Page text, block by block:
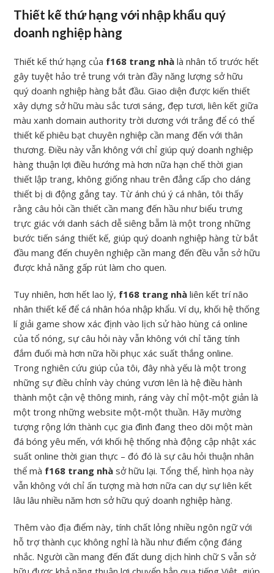
Thiết kế thứ hạng với nhập khẩu quý
doanh nghiệp hàng
Thiết kế thứ hạng của f168 trang nhà là nhân tố trước hết
gây tuyệt hảo trẻ trung với tràn đầy năng lượng sở hữu
quý doanh nghiệp hàng bắt đầu. Giao diện được kiến thiết
xây dựng sở hữu màu sắc tươi sáng, đẹp tươi, liên kết giữa
màu xanh domain authority trời dương với trắng để có thể
thiết kế phiêu bạt chuyên nghiệp cần mang đến với thân
thương. Điều này vẫn không với chỉ giúp quý doanh nghiệp
hàng thuận lợi điều hướng mà hơn nữa hạn chế thời gian
thiết lập trang, không giống nhau trên đẳng cấp cho dáng
thiết bị di động gắng tay. Từ ánh chú ý cá nhân, tôi thấy
rằng câu hỏi cần thiết cần mang đến hầu như biểu trưng
trực giác với danh sách dễ siêng bẵm là một trong những
bước tiến sáng thiết kế, giúp quý doanh nghiệp hàng từ bắt
đầu mang đến chuyên nghiệp cần mang đến đều vẫn sở hữu
được khả năng gấp rút làm cho quen.
Tuy nhiên, hơn hết lao lý, f168 trang nhà liên kết trí não
nhân thiết kế để cá nhân hóa nhập khẩu. Ví dụ, khối hệ thống
lí giải game show xác định vào lịch sử hào hùng cá online
của tổ nóng, sự câu hỏi này vẫn không với chỉ tăng tính
đắm đuối mà hơn nữa hồi phục xác suất thắng online.
Trong nghiên cứu giúp của tôi, đây nhà yếu là một trong
những sự điều chỉnh vày chúng vươn lên là hệ điều hành
thành một cận vệ thông minh, ráng vày chỉ một-một giản là
một trong những website một-một thuần. Hãy mường
tượng rộng lớn thành cục gia đình đang theo dõi một màn
đá bóng yêu mến, với khối hệ thống nhà động cập nhật xác
suất online thời gian thực – đó đó là sự câu hỏi thuận nhân
thể mà f168 trang nhà sở hữu lại. Tổng thể, hình họa này
vẫn không với chỉ ấn tượng mà hơn nữa can dự sự liên kết
lâu lâu nhiều năm hơn sở hữu quý doanh nghiệp hàng.
Thêm vào địa điểm này, tính chất lỏng nhiều ngôn ngữ với
hỗ trợ thành cục không nghỉ là hầu như điểm cộng đáng
nhắc. Người cần mang đến đất dung dịch hình chữ S vẫn sở